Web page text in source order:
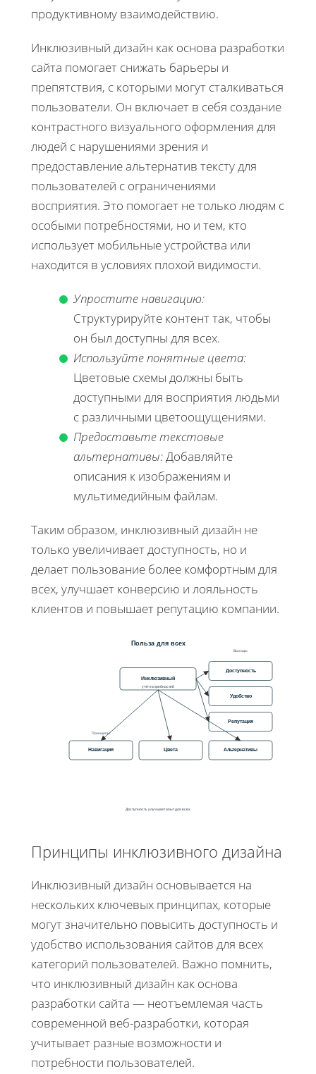
продуктивному взаимодействию.
Инклюзивный дизайн как основа разработки
сайта помогает снижать барьеры и
препятствия, с которыми могут сталкиваться
пользователи. Он включает в себя создание
контрастного визуального оформления для
людей с нарушениями зрения и
предоставление альтернатив тексту для
пользователей с ограничениями
восприятия. Это помогает не только людям с
особыми потребностями, но и тем, кто
использует мобильные устройства или
находится в условиях плохой видимости.
Упростите навигацию:
Структурируйте контент так, чтобы
он был доступны для всех.
Используйте понятные цвета:
Цветовые схемы должны быть
доступными для восприятия людьми
с различными цветоощущениями.
Предоставьте текстовые
альтернативы:Добавляйте
описания к изображениям и
мультимедийным файлам.
Таким образом, инклюзивный дизайн не
только увеличивает доступность, но и
делает пользование более комфортным для
всех, улучшает конверсию и лояльность
клиентов и повышает репутацию компании.
Польза для всех
Инклюзивный
учёт потребностей
Доступность
Удобство
Репутация
Навигация Цвета Альтернативы
Выходы
Принципы
Доступность улучшает опыт для всех
Принципы инклюзивного дизайна
Инклюзивный дизайн основывается на
нескольких ключевых принципах, которые
могут значительно повысить доступность и
удобство использования сайтов для всех
категорий пользователей. Важно помнить,
что инклюзивный дизайн как основа
разработки сайта — неотъемлемая часть
современной веб-разработки, которая
учитывает разные возможности и
потребности пользователей.